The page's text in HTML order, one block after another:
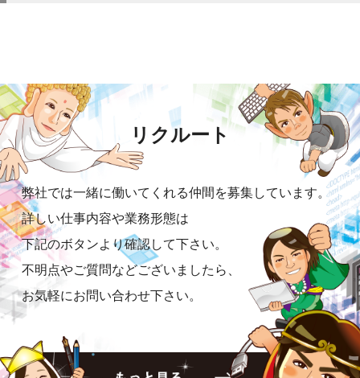
リクルート
弊社では一緒に働いてくれる仲間を募集しています。
詳しい仕事内容や業務形態は
下記のボタンより確認して下さい。
不明点やご質問などございましたら、
お気軽にお問い合わせ下さい。